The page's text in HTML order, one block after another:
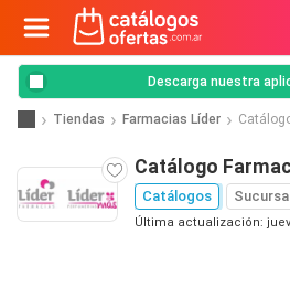
Descarga nuestra
Tiendas Farmacias Líder
Catálogo
Catálogos
Última actualización: